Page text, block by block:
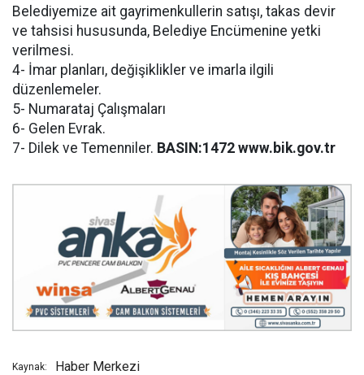
Belediyemize ait gayrimenkullerin satışı, takas devir
ve tahsisi hususunda, Belediye Encümenine yetki
verilmesi.
4- İmar planları, değişiklikler ve imarla ilgili
düzenlemeler.
5- Numarataj Çalışmaları
6- Gelen Evrak.
7- Dilek ve Temenniler. BASIN:1472 www.bik.gov.tr
Kaynak: Haber Merkezi